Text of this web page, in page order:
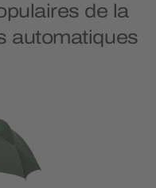
de la
automatiques